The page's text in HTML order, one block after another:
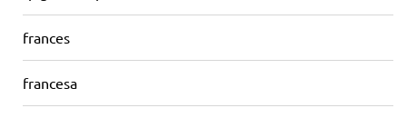
frances
francesa